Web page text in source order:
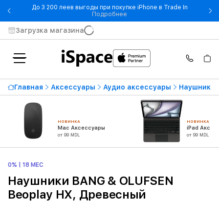
До 3 200 леев выгоды при покупке iPhone в Trade In
Подробнее - До 3 200 леев выгоды при
Загрузка магазина
Главная Аксессуары Аудио аксессуары Наушники
НОВИНКА
Mac Аксессуары
от 99 MDL
НОВИНКА
iPad
от 99 MDL
0% | 18 МЕС
Наушники BANG & OLUFSEN
Beoplay HX, Древесный